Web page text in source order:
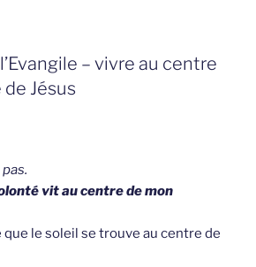
– vivre au centre
de Jésus
vit au centre de mon
que le soleil se trouve au centre de